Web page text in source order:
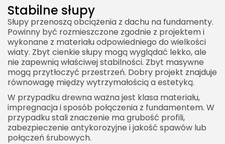
Stabilne słupy
Słupy przenoszą obciążenia z dachu na fundamenty.
Powinny być rozmieszczone zgodnie z projektem i
wykonane z materiału odpowiedniego do wielkości
wiaty. Zbyt cienkie słupy mogą wyglądać lekko, ale
nie zapewnią właściwej stabilności. Zbyt masywne
mogą przytłoczyć przestrzeń. Dobry projekt znajduje
równowagę między wytrzymałością a estetyką.
W przypadku drewna ważna jest klasa materiału,
impregnacja i sposób połączenia z fundamentem. W
przypadku stali znaczenie ma grubość profili,
zabezpieczenie antykorozyjne i jakość spawów lub
połączeń śrubowych.